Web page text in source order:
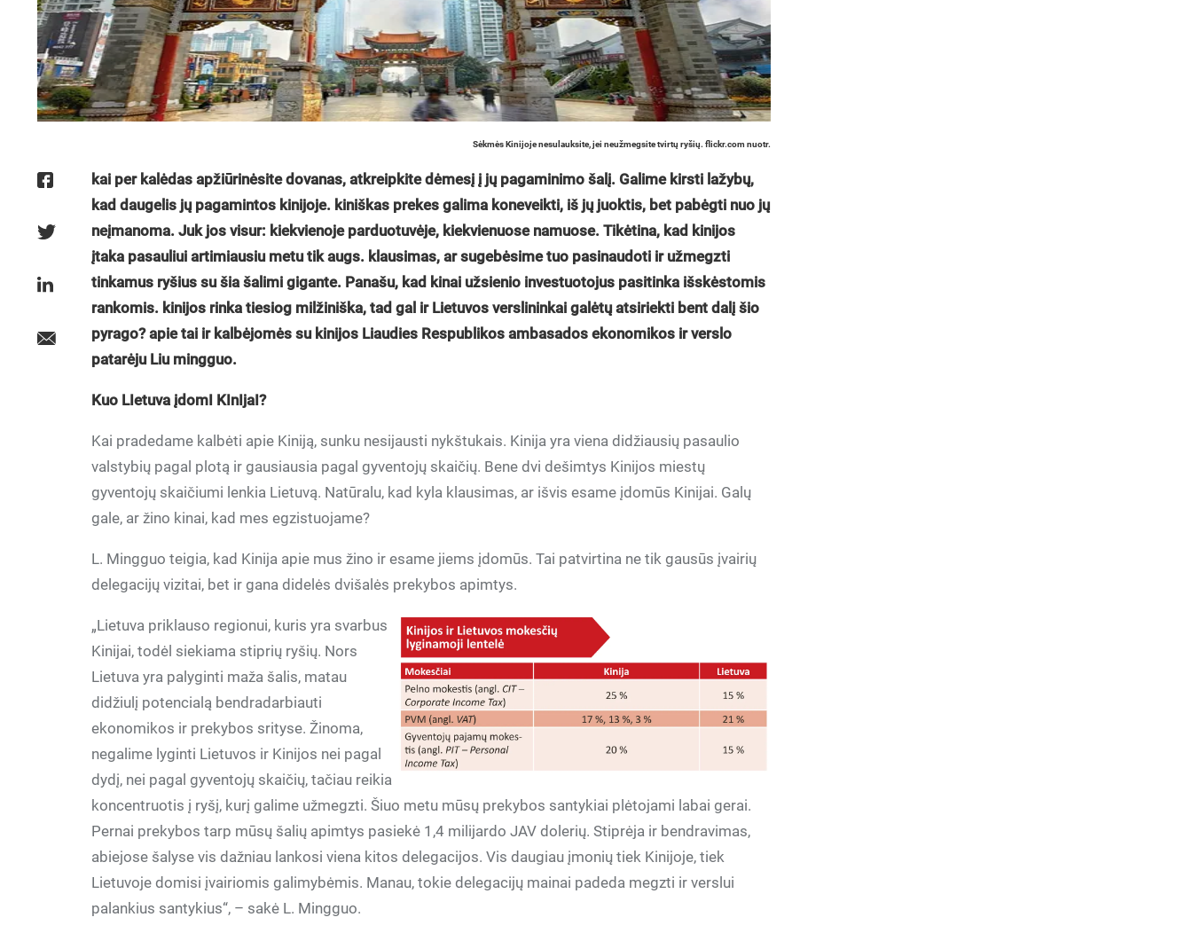
Sėkmės Kinijoje nesulauksite, jei neužmegsite tvirtų ryšių. flickr.com nuotr.
kai per kalėdas apžiūrinėsite dovanas, atkreipkite dėmesį į jų pagaminimo šalį. Galime kirsti lažybų,
kad daugelis jų pagamintos kinijoje. kiniškas prekes galima koneveikti, iš jų juoktis, bet pabėgti nuo jų
neįmanoma. Juk jos visur: kiekvienoje parduotuvėje, kiekvienuose namuose. Tikėtina, kad kinijos
įtaka pasauliui artimiausiu metu tik augs. klausimas, ar sugebėsime tuo pasinaudoti ir užmegzti
tinkamus ryšius su šia šalimi gigante. Panašu, kad kinai užsienio investuotojus pasitinka išskėstomis
rankomis. kinijos rinka tiesiog milžiniška, tad gal ir Lietuvos verslininkai galėtų atsiriekti bent dalį šio
pyrago? apie tai ir kalbėjomės su kinijos Liaudies Respublikos ambasados ekonomikos ir verslo
patarėju Liu mingguo.
Kuo LIetuva įdomI KInIjaI?
Kai pradedame kalbėti apie Kiniją, sunku nesijausti nykštukais. Kinija yra viena didžiausių pasaulio
valstybių pagal plotą ir gausiausia pagal gyventojų skaičių. Bene dvi dešimtys Kinijos miestų
gyventojų skaičiumi lenkia Lietuvą. Natūralu, kad kyla klausimas, ar išvis esame įdomūs Kinijai. Galų
gale, ar žino kinai, kad mes egzistuojame?
L. Mingguo teigia, kad Kinija apie mus žino ir esame jiems įdomūs. Tai patvirtina ne tik gausūs įvairių
delegacijų vizitai, bet ir gana didelės dvišalės prekybos apimtys.
„Lietuva priklauso regionui, kuris yra svarbus
Kinijai, todėl siekiama stiprių ryšių. Nors
Lietuva yra palyginti maža šalis, matau
didžiulį potencialą bendradarbiauti
ekonomikos ir prekybos srityse. Žinoma,
negalime lyginti Lietuvos ir Kinijos nei pagal
dydį, nei pagal gyventojų skaičių, tačiau reikia
koncentruotis į ryšį, kurį galime užmegzti. Šiuo metu mūsų prekybos santykiai plėtojami labai gerai.
Pernai prekybos tarp mūsų šalių apimtys pasiekė 1,4 milijardo JAV dolerių. Stiprėja ir bendravimas,
abiejose šalyse vis dažniau lankosi viena kitos delegacijos. Vis daugiau įmonių tiek Kinijoje, tiek
Lietuvoje domisi įvairiomis galimybėmis. Manau, tokie delegacijų mainai padeda megzti ir verslui
palankius santykius“, – sakė L. Mingguo.